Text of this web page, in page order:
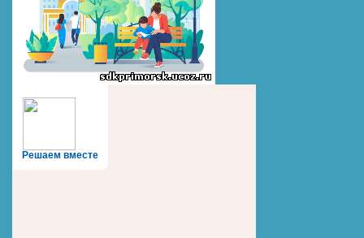
Решаем вместе